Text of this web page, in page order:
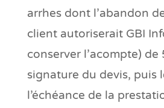
arrhes dont l’abandon
client autoriserait GBI
conserver l’acompte) de
signature du devis, puis
l’échéance de la